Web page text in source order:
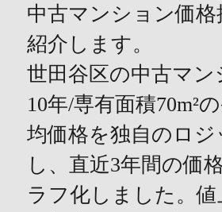
中古マンション価格
紹介します。
世田谷区の中古マン
10年/専有面積70m²
均価格を独自のロジ
し、直近3年間の価
ラフ化しました。